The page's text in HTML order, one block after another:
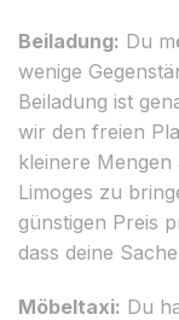
Beiladung: Du
wenige
Beiladung ist
wir den freien
kleinere
Limoges zu
günstigen Preis
dass deine
Möbeltaxi: Du